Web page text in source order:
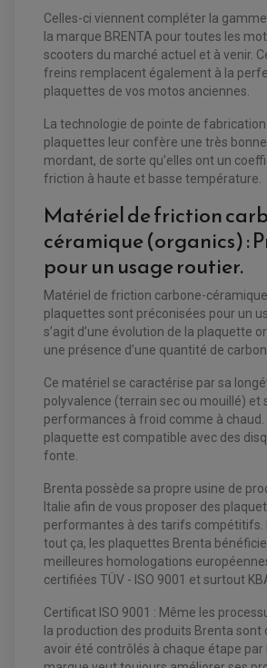
ACCESSOIRES ELECTRIQUE QUAD / SSV
BOITIER CDI QUAD ET SSV
CHARGEUR DE BATTERIE QUAD / SSV
COMPTEUR QUAD / SSV
CONTACTEUR A CLÉ QUAD
DÉMARREUR
ECLAIRAGE LED / HALOGÈNE
STATOR ET REDRESSEUR / REGULATEUR
EQUIPEMENT FREINAGE
DISQUE DE FREIN QUAD / SSV
PNEUMATIQUE
Celles-ci viennent compléter la
la marque BRENTA pour toutes les
scooters du marché actuel et à venir.
freins remplacent également à la
plaquettes de vos motos anciennes.
La technologie de pointe de
plaquettes leur confère une très
mordant, de sorte qu'elles ont un
friction à haute et basse température.
Matériel de friction
céramique (organics) :
pour un usage routier.
Matériel de friction carbone-
plaquettes sont préconisées pour un
s’agit d’une évolution de la plaquette
une présence d’une quantité de
Ce matériel se caractérise par sa
polyvalence (terrain sec ou mouillé) et
performances à froid comme à chaud.
plaquette est compatible avec des
fonte.
Brenta possède sa propre usine de
Italie afin de vous proposer des
performantes à des tarifs compétitifs.
tout ça, les plaquettes Brenta
meilleures homologations
certifiées TÜV - ISO 9001 et surtout
Certificat ISO 9001 : Même les
la production des produits Brenta sont
avoir été contrôlés à chaque étape par